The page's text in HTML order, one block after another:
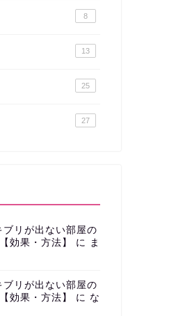
8
13
25
27
ブリが出ない部屋の
効果・方法】
に ま
ブリが出ない部屋の
効果・方法】
に な